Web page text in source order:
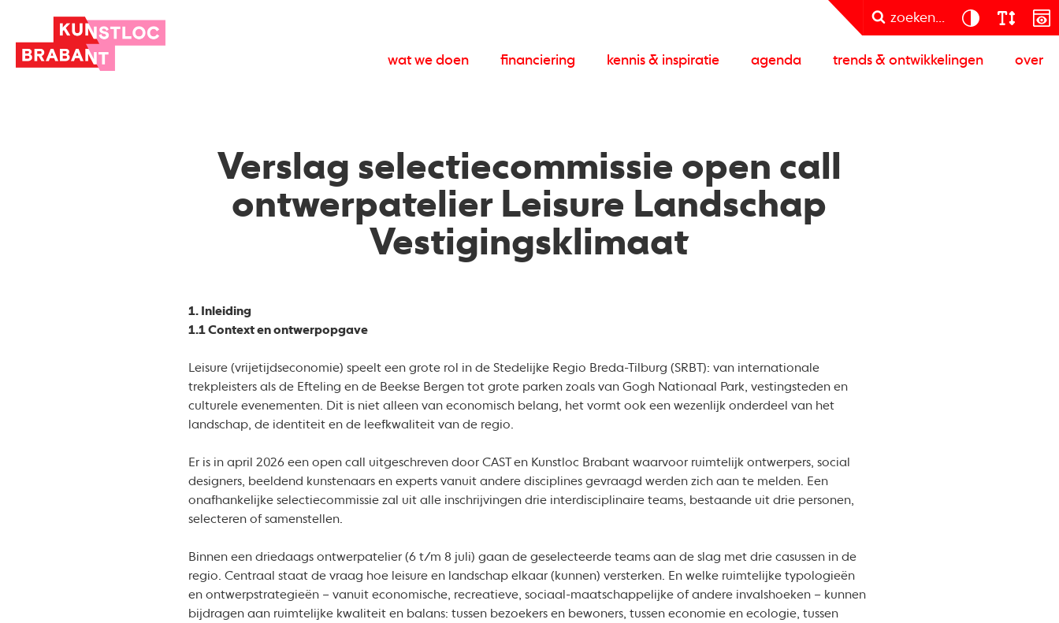
zoeken...
wat we doen financiering kennis & inspiratie agenda trends & ontwikkelingen over
Verslag selectiecommissie open call
ontwerpatelier Leisure Landschap
Vestigingsklimaat
1. Inleiding
1.1 Context en ontwerpopgave
Leisure (vrijetijdseconomie) speelt een grote rol in de Stedelijke Regio Breda-Tilburg (SRBT): van internationale
trekpleisters als de Efteling en de Beekse Bergen tot grote parken zoals van Gogh Nationaal Park, vestingsteden en
culturele evenementen. Dit is niet alleen van economisch belang, het vormt ook een wezenlijk onderdeel van het
landschap, de identiteit en de leefkwaliteit van de regio.
Er is in april 2026 een open call uitgeschreven door CAST en Kunstloc Brabant waarvoor ruimtelijk ontwerpers, social
designers, beeldend kunstenaars en experts vanuit andere disciplines gevraagd werden zich aan te melden. Een
onafhankelijke selectiecommissie zal uit alle inschrijvingen drie interdisciplinaire teams, bestaande uit drie personen,
selecteren of samenstellen.
Binnen een driedaags ontwerpatelier (6 t/m 8 juli) gaan de geselecteerde teams aan de slag met drie casussen in de
regio. Centraal staat de vraag hoe leisure en landschap elkaar (kunnen) versterken. En welke ruimtelijke typologieën
en ontwerpstrategieën – vanuit economische, recreatieve, sociaal-maatschappelijke of andere invalshoeken – kunnen
bijdragen aan ruimtelijke kwaliteit en balans: tussen bezoekers en bewoners, tussen economie en ecologie, tussen